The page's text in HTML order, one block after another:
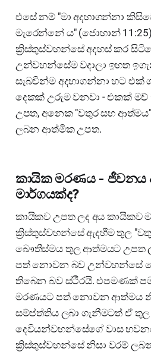
එසේ නම් "මා අදහාගන්නා
මැරෙන්නේ ය" (ජොහාන්
ක්‍රිස්තුස්වහන්සේ අදහස් කර
උන්වහන්සේම වදාලා ඉහත
සැබවින්ම අදහාගන්නා හට එක්
දෙකක් උරුම වනවා - එකක්
උපත, අනෙක "වතුර සහ
ලබන ආත්මික උපත.
කායික මරණය - ජීවනය
මාර්ගයක්ද?
කායිකව උපත ලද අය කායිකව
ක්‍රිස්තුස්වහන්සේ ඇදහීම තුල
බෞතීස්මය තුල ආත්මයට උපත
පත් නොවන බව උන්වහන්සේ
තිබෙන බව ස්ථීරයි. එපමණක්
මරණයට පත් නොවන ආත්මය
සම්ප්ත්තිය ලබා ගැනීමටත් ඒ
දෙවියන්වහන්සේගේ වාස
ක්‍රිස්තුස්වහන්සේ නිසා වරම්